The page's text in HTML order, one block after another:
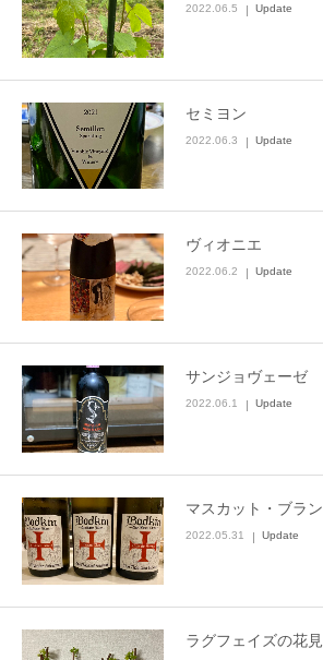
2022.06.5 Update
セミヨン
2022.06.3 Update
ヴィオニエ
2022.06.2 Update
サンジョヴェーゼ
2022.06.1 Update
マスカット・ブラン
2022.05.31 Update
ラグフェイズの花見